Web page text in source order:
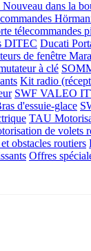
Nouveau dans la
télecommandes
DITEC Ducati
de fenêtre
à clé
Kit radio
SWF VALEO
d'essuie-glace
TAU
de volets
obstacles routiers
Offres